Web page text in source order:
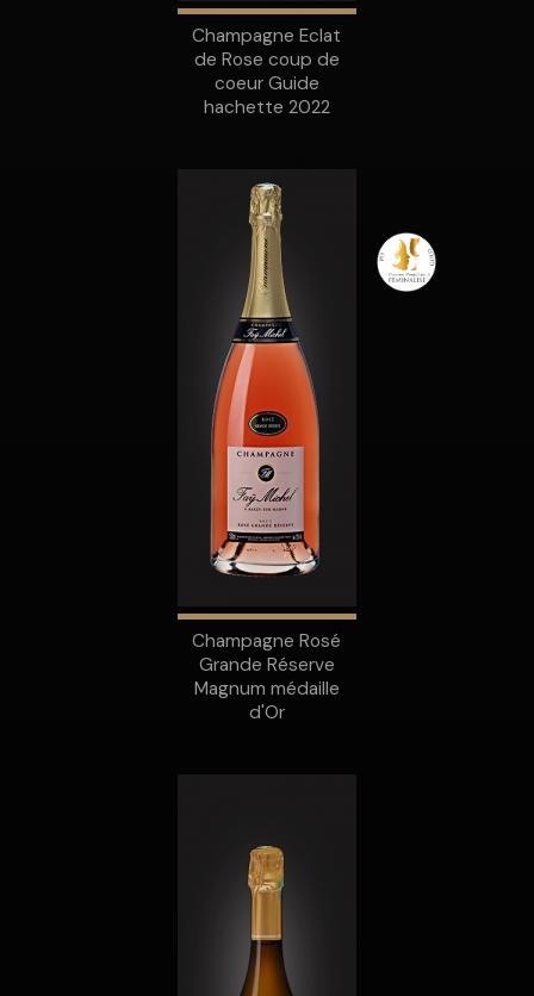
Champagne Eclat
de Rose coup de
coeur Guide
hachette 2022
Champagne Rosé
Grande Réserve
Magnum médaille
d'Or